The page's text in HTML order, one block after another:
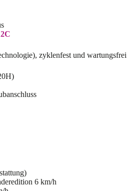
zyklenfest und wartungsfrei
6 km/h